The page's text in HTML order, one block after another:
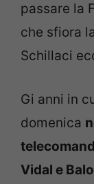
passare la
che sfiora
Schillaci
Gi anni in
domenica
Vidal e